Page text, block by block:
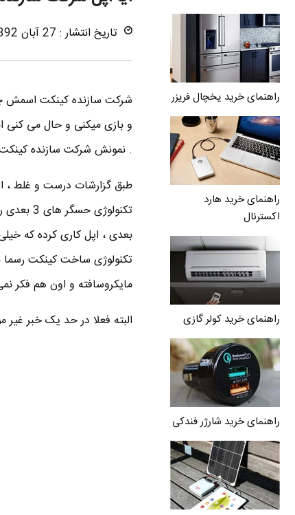
راهنمای خرید یخچال فریزر
راهنمای خرید هارد
اکسترنال
راهنمای خرید کولر گازی
راهنمای خرید شارژر فندکی
تاریخ انتشار : 27 آبان 1392
و بازی میکنی و حال می
. نمونش شرکت سازنده کینکت
بعدی ، اپل کاری کرده که
تکنولوژی ساخت کینکت
مایکروسافته و اون هم فکر
البته فعلا در حد یک خبر